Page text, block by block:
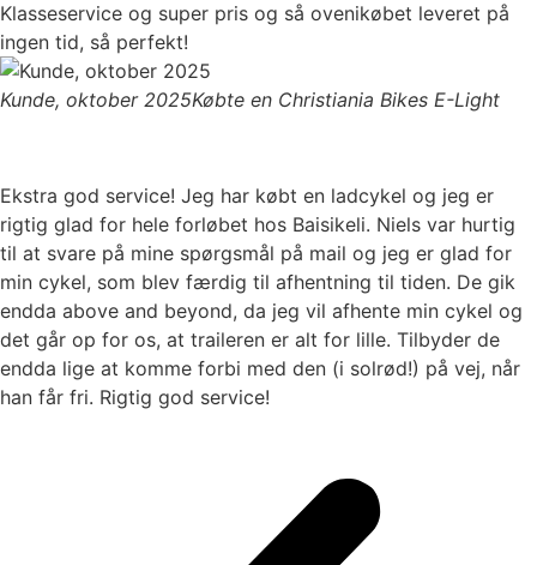
Klasseservice og super pris og så ovenikøbet leveret på
ingen tid, så perfekt!
Kunde, oktober 2025Købte en Christiania Bikes E-Light
Ekstra god service! Jeg har købt en ladcykel og jeg er
rigtig glad for hele forløbet hos Baisikeli. Niels var hurtig
til at svare på mine spørgsmål på mail og jeg er glad for
min cykel, som blev færdig til afhentning til tiden. De gik
endda above and beyond, da jeg vil afhente min cykel og
det går op for os, at traileren er alt for lille. Tilbyder de
endda lige at komme forbi med den (i solrød!) på vej, når
han får fri. Rigtig god service!